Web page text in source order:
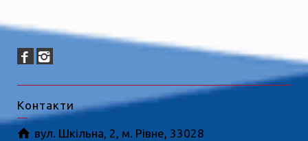
Контакти
вул. Шкільна, 2, м. Рівне, 33028